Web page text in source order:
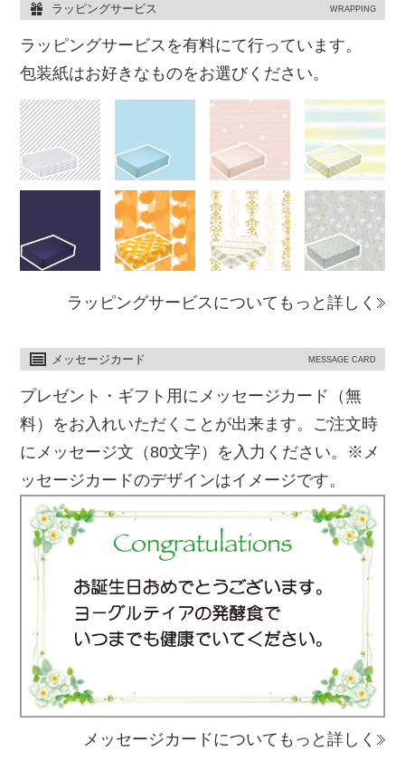
ラッピングサービス WRAPPING
ラッピングサービスを有料にて行っています。
包装紙はお好きなものをお選びください。
ラッピングサービスについてもっと詳しく
メッセージカード MESSAGE CARD
プレゼント・ギフト用にメッセージカード（無
料）をお入れいただくことが出来ます。ご注文時
にメッセージ文（80文字）を入力ください。※メ
ッセージカードのデザインはイメージです。
メッセージカードについてもっと詳しく